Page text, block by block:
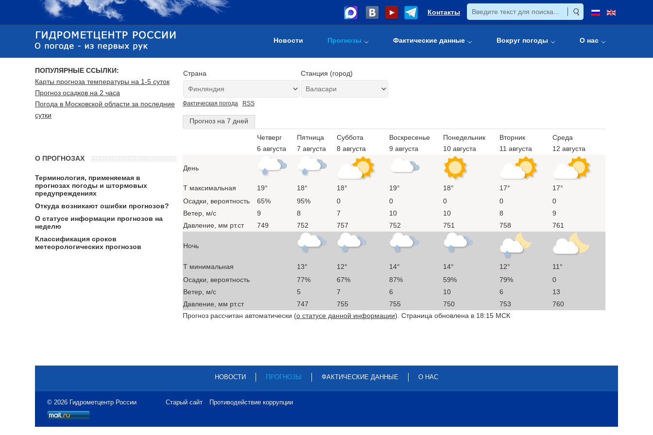
Контакты
Новости Прогнозы Фактические данные Вокруг погоды О нас
Страна Станция (город)
Фактическая погода RSS
Прогноз на 7 дней
Четверг
6 августа
Пятница
7 августа
Суббота
8 августа
Воскресенье
9 августа
Понедельник
10 августа
Вторник
11 августа
Среда
12 августа
День
T максимальная 19° 18° 18° 19° 18° 17°
17°
Осадки, вероятность
65% 95% 0 0 0 0
0
Ветер, м/с
9 8 7 10 10 8
9
Давление, мм рт.ст
749 752 757 752 751 758 761
Ночь
T минимальная 13° 12° 14° 14° 12°
11°
Осадки, вероятность
77% 67% 87% 59% 79%
0
Ветер, м/с
5 7 6 10 6
13
Давление, мм рт.ст
747 755 755 750 753
760
Прогноз рассчитан автоматически (о статусе данной информации). Страница обновлена в 18:15 МСК
ПОПУЛЯРНЫЕ ССЫЛКИ:
Карты прогноза температуры на 1-5 суток
Прогноз осадков на 2 часа
Погода в Московской области за последние
сутки
О ПРОГНОЗАХ
Терминология, применяемая в
прогнозах погоды и штормовых
предупреждениях
Откуда возникают ошибки прогнозов?
О статусе информации прогнозов на
неделю
Классификация сроков
метеорологических прогнозов
НОВОСТИ ПРОГНОЗЫ ФАКТИЧЕСКИЕ ДАННЫЕ О НАС
© 2026 Гидрометцентр России Старый сайт Противодействие коррупции